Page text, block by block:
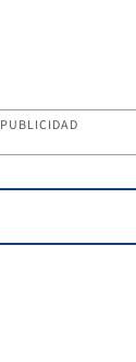
PUBLICIDAD